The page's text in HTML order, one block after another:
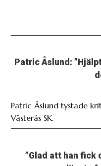
Patric Åslund:
Patric Åslund tystade
Västerås SK.
”Glad att han fick